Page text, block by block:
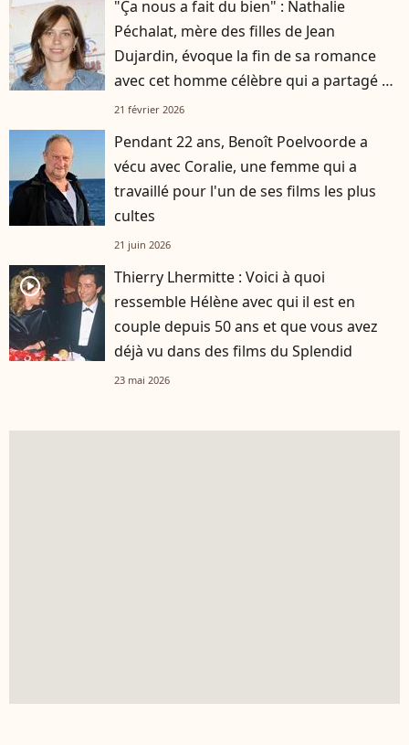
"Ça nous a fait du bien" : Nathalie
Péchalat, mère des filles de Jean
Dujardin, évoque la fin de sa romance
avec cet homme célèbre qui a partagé sa
vie
21 février 2026
Pendant 22 ans, Benoît Poelvoorde a
vécu avec Coralie, une femme qui a
travaillé pour l'un de ses films les plus
cultes
21 juin 2026
player2
Thierry Lhermitte : Voici à quoi
ressemble Hélène avec qui il est en
couple depuis 50 ans et que vous avez
déjà vu dans des films du Splendid
23 mai 2026